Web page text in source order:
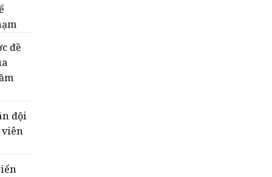
đề
đội
viên